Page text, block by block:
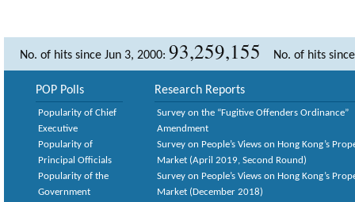
No. of hits since Jun 3, 2000: 93,259,155 No. of hits
POP Polls
Popularity of Chief
Executive
Popularity of
Principal Officials
Popularity of the
Government
Research Reports
Survey on the “Fugitive Offenders Ordinance”
Amendment
Survey on People’s Views on Hong Kong’s
Market (April 2019, Second Round)
Survey on People’s Views on Hong Kong’s
Market (December 2018)